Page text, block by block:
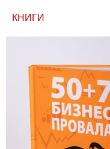
КНИГИ